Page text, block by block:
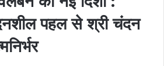
पहल से श्री चंदन